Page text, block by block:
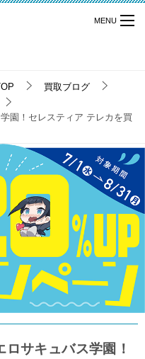
買取ブログ
園！セレスティア テレカを買
サキュバス学園！